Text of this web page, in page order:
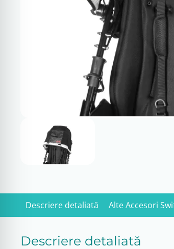
Descriere detaliată Alte Accesori
Descriere detaliată